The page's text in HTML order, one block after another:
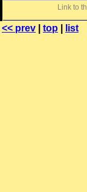
Link to
<< prev top list